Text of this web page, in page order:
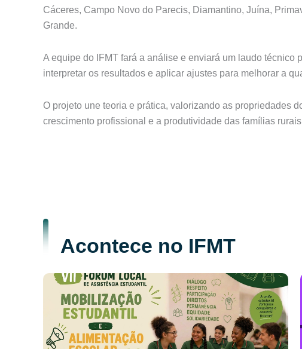
Cáceres, Campo Novo do Parecis, Diamantino, Juína,
Grande.
A equipe do IFMT fará a análise e enviará um laudo técnico
interpretar os resultados e aplicar ajustes para melhorar a
O projeto une teoria e prática, valorizando as propriedades
crescimento profissional e a produtividade das famílias
Acontece no IFMT